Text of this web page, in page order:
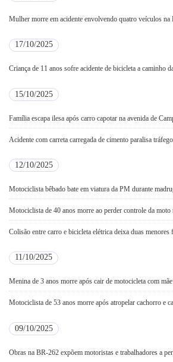
Mulher morre em acidente envolvendo quatro veículos
17/10/2025
Criança de 11 anos sofre acidente de bicicleta a caminho
15/10/2025
Família escapa ilesa após carro capotar na avenida de
Acidente com carreta carregada de cimento paralisa
12/10/2025
Motociclista bêbado bate em viatura da PM durante
Motociclista de 40 anos morre ao perder controle da
Colisão entre carro e bicicleta elétrica deixa duas menores
11/10/2025
Menina de 3 anos morre após cair de motocicleta com
Motociclista de 53 anos morre após atropelar cachorro e
09/10/2025
Obras na BR-262 expõem motoristas e trabalhadores a